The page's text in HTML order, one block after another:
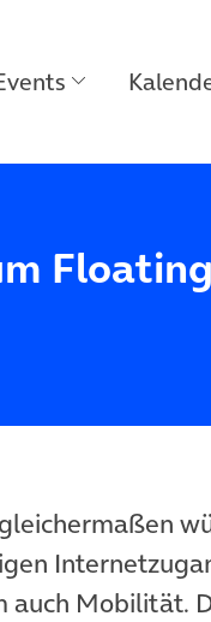
Floating
auch Mobilität.